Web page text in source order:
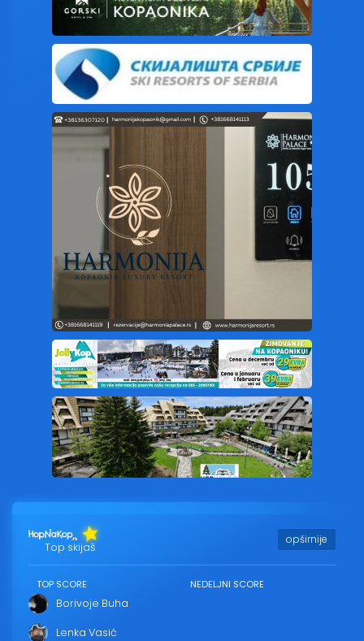
Top skijaš
opširnije
TOP SCORE
Borivoje Buha
Lenka Vasić
NEDELJNI SCORE